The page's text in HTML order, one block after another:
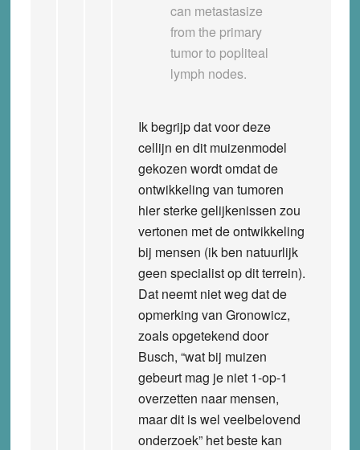
can metastasize
from the primary
tumor to popliteal
lymph nodes.
Ik begrijp dat voor deze
cellijn en dit muizenmodel
gekozen wordt omdat de
ontwikkeling van tumoren
hier sterke gelijkenissen zou
vertonen met de ontwikkeling
bij mensen (ik ben natuurlijk
geen specialist op dit terrein).
Dat neemt niet weg dat de
opmerking van Gronowicz,
zoals opgetekend door
Busch, “wat bij muizen
gebeurt mag je niet 1-op-1
overzetten naar mensen,
maar dit is wel veelbelovend
onderzoek” het beste kan